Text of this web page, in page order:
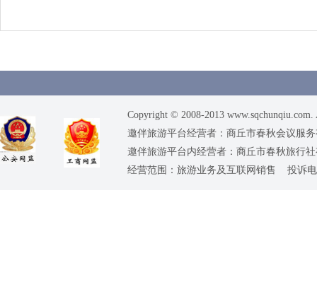
Copyright © 2008-2013
邀伴旅游平台经营者：商丘市春秋会议服
邀伴旅游平台内经营者：商丘市春秋旅行
经营范围：旅游业务及互联网销售 投诉